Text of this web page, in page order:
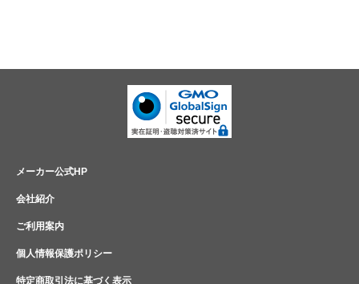
メーカー公式HP
会社紹介
ご利用案内
個人情報保護ポリシー
特定商取引法に基づく表示